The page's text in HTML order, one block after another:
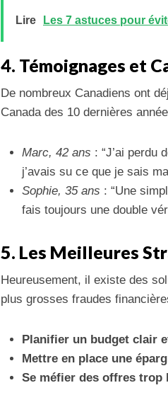
Lire Les 7 astuces pour
4. Témoignages et
De nombreux Canadiens ont
Canada des 10 dernières
Marc, 42 ans : “J’ai perdu
j’avais su ce que je sais
Sophie, 35 ans : “Une
fais toujours une double
5. Les Meilleures
Heureusement, il existe des
plus grosses fraudes
Planifier un budget clair
Mettre en place une
Se méfier des offres trop